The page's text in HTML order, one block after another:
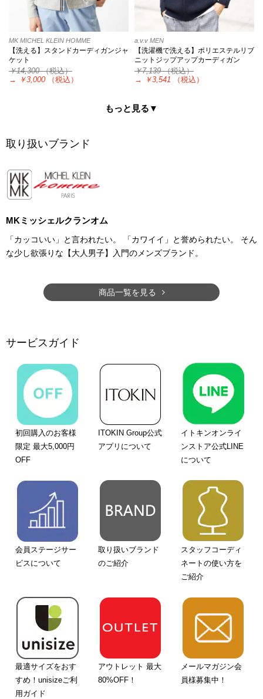
MK MICHEL KLEIN HOMME
【洗える】スタンドカーディガンジャ
ケット
￥14,300（税込）
→
￥3,000 （税込）
a.v.v MEN
【洗濯機で洗える】ポリエステルリブ
ニットジップアップカーディガン
￥7,139（税込）
→
￥3,541 （税込）
もっと見る▼
取り扱いブランド
MKミッシェルクランオム
「カッコいい」と言われたい。 「カワイイ」と誉められたい。 そん
な少し欲張りな【大人男子】入門のメンズブランド。
商品一覧を見る
サービスガイド
初回購入のお客様
限定 最大5,000円
OFF
ITOKIN Group公式
アプリについて
イトキンオンライ
ンストア公式LINE
について
会員ステージサー
ビスについて
取り扱いブランド
のご紹介
スタッフコーディ
ネートの使い方を
ご紹介
最適サイズをおす
すめ！unisizeご利
用ガイド
アウトレット 最大
80%OFF！
メールマガジン会
員様募集中！